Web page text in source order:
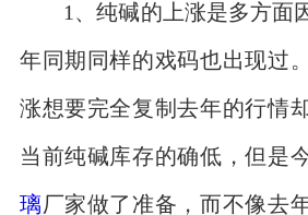
1、纯碱的上涨是多方面
年同期同样的戏码也出现过
涨想要完全复制去年的行情
当前纯碱库存的确低，但是
璃 厂家做了准备，而不像去